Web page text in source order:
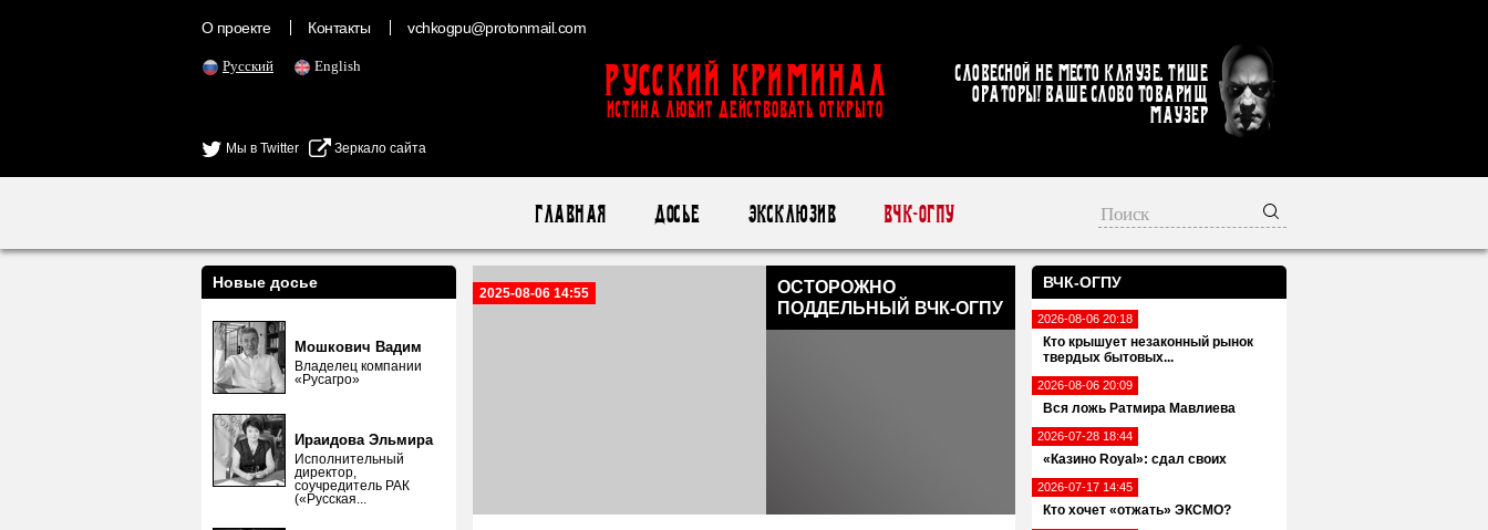
О проекте Контакты vchkogpu@protonmail.com
Русский English
Мы в Twitter Зеркало сайта
Русский Криминал
ИСТИНА ЛЮБИТ ДЕЙСТВОВАТЬ ОТКРЫТО
Словесной не место кляузе. Тише
ораторы! Ваше слово товарищ
Маузер
Главная Досье Эксклюзив ВЧК-ОГПУ
ВЧК-ОГПУ
2026-08-06 20:18
Кто крышует незаконный рынок
твердых бытовых...
2026-08-06 20:09
Вся ложь Ратмира Мавлиева
2026-07-28 18:44
«Казино Royal»: сдал своих
2026-07-17 14:45
Кто хочет «отжать» ЭКСМО?
Новые досье
Мошкович Вадим
Владелец компании
«Русагро»
Ираидова Эльмира
Исполнительный
директор,
соучредитель РАК
(«Русская...
2025-08-06 14:55
ОСТОРОЖНО
ПОДДЕЛЬНЫЙ ВЧК-ОГПУ